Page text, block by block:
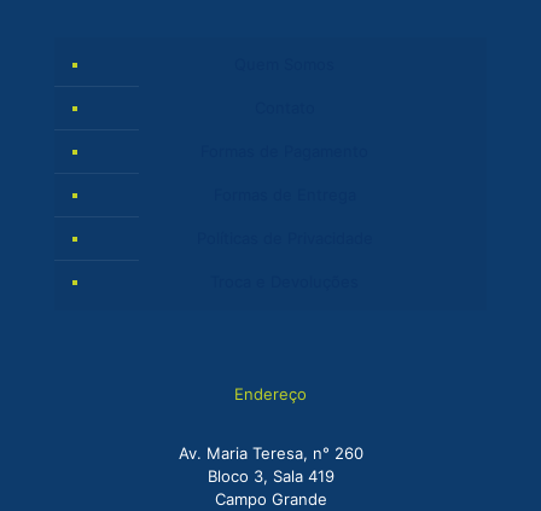
Endereço
Av. Maria Teresa, n° 260
Bloco 3, Sala 419
Campo Grande